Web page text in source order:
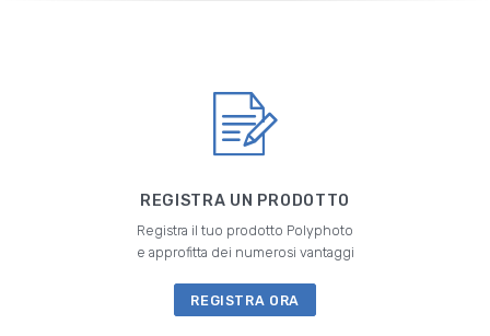
REGISTRA UN PRODOTTO
Registra il tuo prodotto Polyphoto
e approfitta dei numerosi vantaggi
REGISTRA ORA